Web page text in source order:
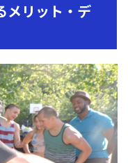
メリット・デ